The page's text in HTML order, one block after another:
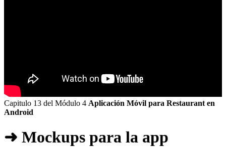
Capitulo 13 del Módulo 4 Aplicación Móvil para Restaurant en
Android
➜ Mockups para la app